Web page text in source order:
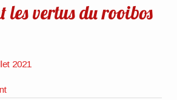
les vertus du rooibos
2021